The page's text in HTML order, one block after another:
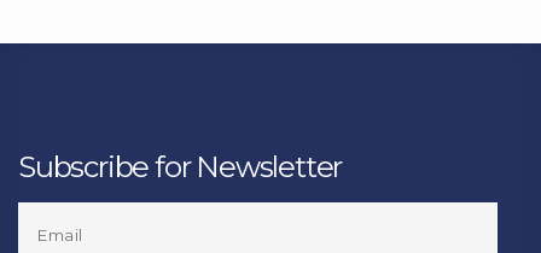
Subscribe for Newsletter